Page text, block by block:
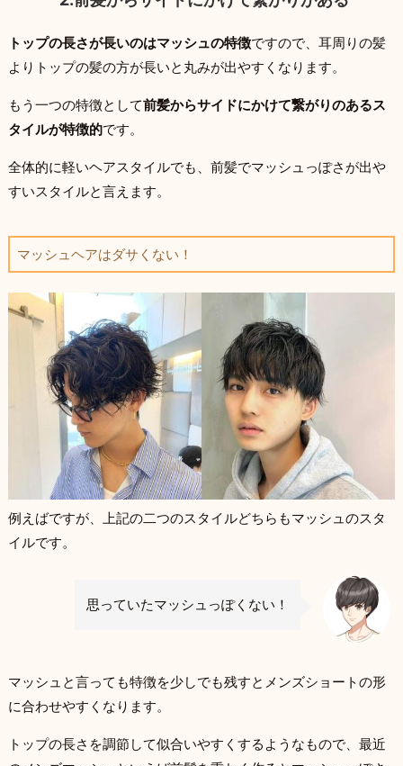
トップの長さが長いのはマッシュの特徴ですので、耳周りの髪
よりトップの髪の方が長いと丸みが出やすくなります。
もう一つの特徴として前髪からサイドにかけて繋がりのあるス
タイルが特徴的です。
全体的に軽いヘアスタイルでも、前髪でマッシュっぽさが出や
すいスタイルと言えます。
マッシュヘアはダサくない！
例えばですが、上記の二つのスタイルどちらもマッシュのスタ
イルです。
思っていたマッシュっぽくない！
マッシュと言っても特徴を少しでも残すとメンズショートの形
に合わせやすくなります。
トップの長さを調節して似合いやすくするようなもので、最近